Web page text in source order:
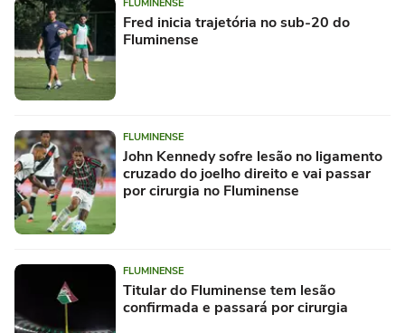
FLUMINENSE
Fred inicia trajetória no sub-20 do
Fluminense
FLUMINENSE
John Kennedy sofre lesão no ligamento
cruzado do joelho direito e vai passar
por cirurgia no Fluminense
FLUMINENSE
Titular do Fluminense tem lesão
confirmada e passará por cirurgia